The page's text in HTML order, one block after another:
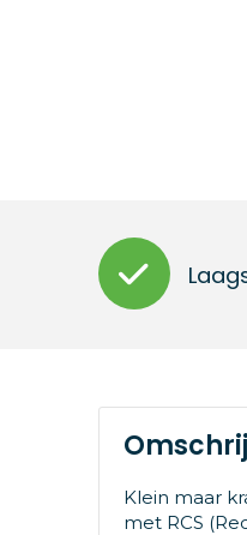
Klein maar
met RCS